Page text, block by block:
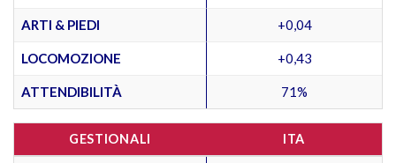
ARTI & PIEDI +0,04
LOCOMOZIONE +0,43
ATTENDIBILITÀ 71%
GESTIONALI ITA